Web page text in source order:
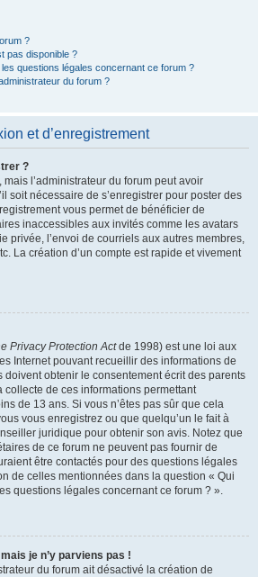
?
pas disponible ?
questions légales concernant ce forum ?
du forum ?
et d’enregistrement
?
l’administrateur du forum peut avoir
soit nécessaire de s’enregistrer pour poster des
vous permet de bénéficier de
inaccessibles aux invités comme les avatars
privée, l’envoi de courriels aux autres membres,
La création d’un compte est rapide et vivement
Privacy Protection Actde 1998) est une loi aux
Internet pouvant recueillir des informations de
doivent obtenir le consentement écrit des parents
collecte de ces informations permettant
de 13 ans. Si vous n’êtes pas sûr que cela
vous enregistrez ou que quelqu’un le fait à
juridique pour obtenir son avis. Notez que
de ce forum ne peuvent pas fournir de
être contactés pour des questions légales
de celles mentionnées dans la question « Qui
questions légales concernant ce forum ? ».
je n’y parviens pas !
du forum ait désactivé la création de